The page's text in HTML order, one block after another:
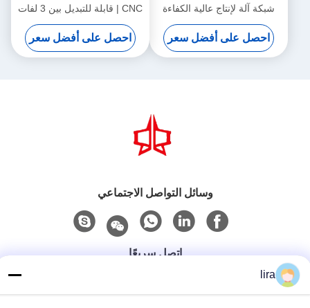
شبكة آلة لإنتاج عالية الكفاءة
غابيون شبكة
احصل على أفضل سعر
CNC | قابلة للتبديل بين 3 لفات
/ 5 لفات | طول لف قابل
للتعديل | إنتاج متعدد المواصفات
عالي السرعة
احصل على أفضل سعر
وسائل التواصل الاجتماعي
اتصل سريعًا
الهاتف
lira